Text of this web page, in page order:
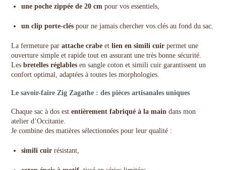
une poche zippée de 20 cm pour vos essentiels,
un clip porte-clés pour ne jamais chercher vos clés au fond du sac.
La fermeture parattache crabe etlien en simili cuir permet une
ouverture simple et rapide tout en assurant une très bonne sécurité.
Lesbretelles réglables en sangle coton et simili cuir garantissent un
confort optimal, adaptées à toutes les morphologies.
Le savoir-faire Zig Zagathe : des pièces artisanales uniques
Chaque sac à dos estentièrement fabriqué à la main dans mon
atelier d’Occitanie.
Je combine des matières sélectionnées pour leur qualité :
simili cuir résistant,